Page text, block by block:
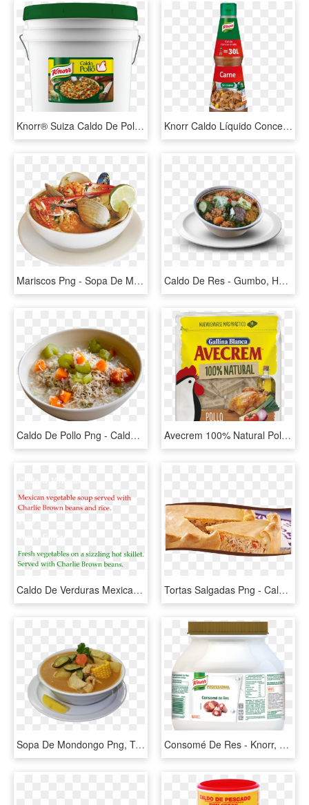
Knorr® Suiza Caldo De Pollo 13 Kg - Knorr, HD Png Download Knorr Caldo Líquido Concentrado De Carne Sin Gluten - Knorr, HD Png Download
Mariscos Png - Sopa De Mariscos Png, Transparent Png Caldo De Res - Gumbo, HD Png Download
Caldo De Pollo Png - Caldos De Pollo Png, Transparent Png Avecrem 100% Natural Pollo - Caldo De Pollo Avecrem 100 Natural, HD Png Download
Caldo De Verduras Mexican Vegetable Soup Served With - Parallel, HD Png Download Tortas Salgadas Png - Caldo De Frango Com Palmito, Transparent Png
Sopa De Mondongo Png, Transparent Png Consomé De Res - Knorr, HD Png Download